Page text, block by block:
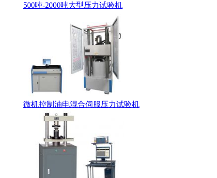
500吨-2000吨大型压力试验机
微机控制油电混合伺服压力试验机